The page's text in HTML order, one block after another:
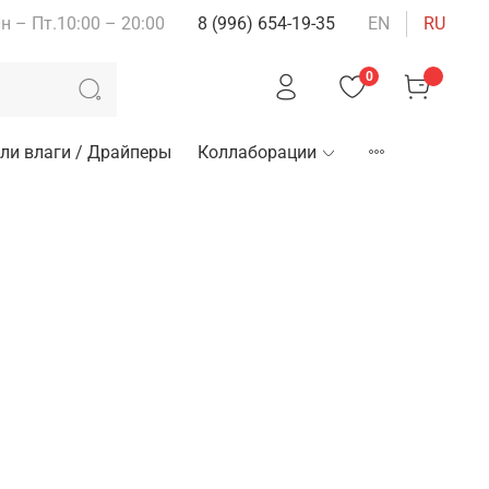
– Пт.10:00 – 20:00 8 (996) 654-19-35 EN RU
0
влаги / Драйперы Коллаборации